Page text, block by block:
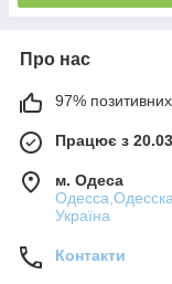
Про нас
97% позитивних
Працює з
м. Одеса
Україна
Контакти